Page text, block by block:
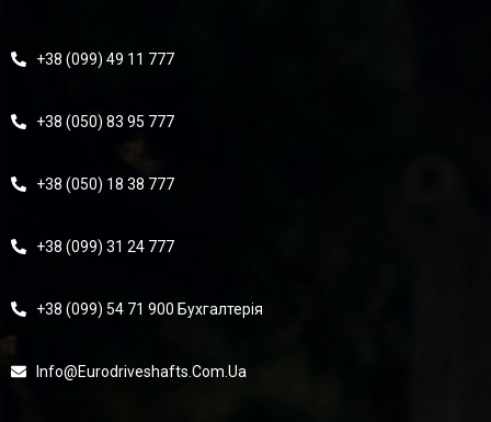
+38 (099) 49 11 777
+38 (050) 83 95 777
+38 (050) 18 38 777
+38 (099) 31 24 777
+38 (099) 54 71 900 Бухгалтерія
Info@eurodriveshafts.com.ua